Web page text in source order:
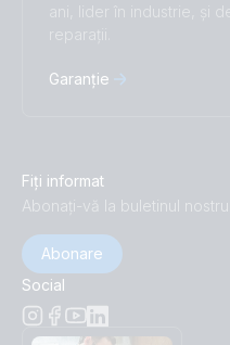
ani, lider în industrie, și
reparații.
Garanție
Fiți informat
Abonați-vă la buletinul
Abonare
Social